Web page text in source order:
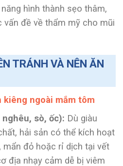
hình thành sẹo thâm,
vấn đề về thẩm mỹ cho mũi
TRÁNH VÀ NÊN ĂN
kiêng ngoài mắm tôm
sò, ốc): Dù giàu
hải sản có thể kích hoạt
mẩn đỏ hoặc rỉ dịch tại vết
địa nhạy cảm dễ bị viêm